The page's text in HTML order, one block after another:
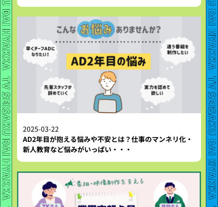
2025-03-22
AD2年目が抱える悩みや不安とは？仕事のマンネリ化・
新人教育など悩みがいっぱい・・・